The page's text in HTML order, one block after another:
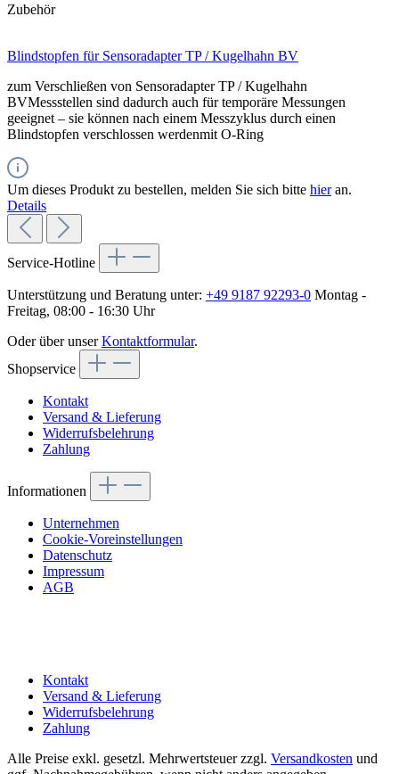
Zubehör
Blindstopfen für Sensoradapter TP / Kugelhahn BV
zum Verschließen von Sensoradapter TP / Kugelhahn
BVMessstellen sind dadurch auch für temporäre Messungen
geeignet – sie können nach einem Messzyklus durch einen
Blindstopfen verschlossen werdenmit O-Ring
Um dieses Produkt zu bestellen, melden Sie sich bitte hieran.
Details
Service-Hotline
Unterstützung und Beratung unter: +49 9187 92293-0 Montag -
Freitag, 08:00 - 16:30 Uhr
Oder über unserKontaktformular.
Shopservice
Kontakt
Versand & Lieferung
Widerrufsbelehrung
Zahlung
Informationen
Unternehmen
Cookie-Voreinstellungen
Datenschutz
Impressum
AGB
Kontakt
Versand & Lieferung
Widerrufsbelehrung
Zahlung
Alle Preise exkl. gesetzl. Mehrwertsteuer zzgl. Versandkosten und